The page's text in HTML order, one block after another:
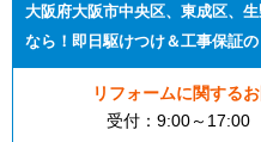
大阪府大阪市中央区、東成区、
なら！即日駆けつけ＆工事保証
リフォームに関する
受付：9:00～17:00